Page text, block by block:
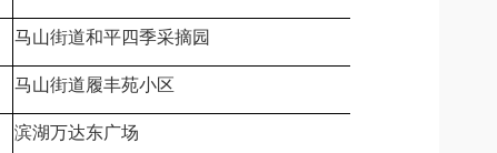
马山街道和平四季采摘园
马山街道履丰苑小区
滨湖万达东广场